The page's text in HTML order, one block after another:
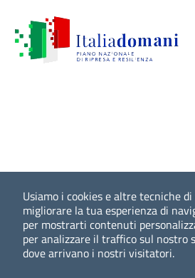
Usiamo i cookies e altre tecniche
migliorare la tua esperienza di
per mostrarti contenuti
per analizzare il traffico sul nostro
dove arrivano i nostri visitatori.